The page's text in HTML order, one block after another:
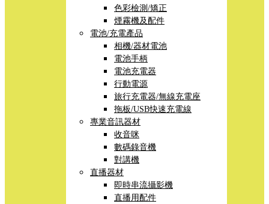
色彩檢測/矯正
煙霧機及配件
電池/充電產品
相機/器材電池
電池手柄
電池充電器
行動電源
旅行充電器/無線充電座
拖板/USB快速充電線
專業音訊器材
收音咪
數碼錄音機
對講機
直播器材
即時串流攝影機
直播用配件